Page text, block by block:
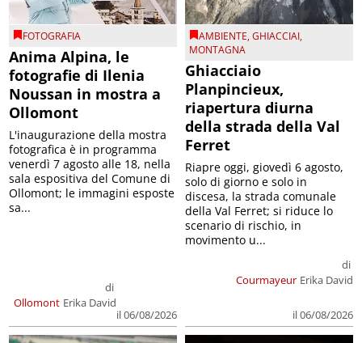
FOTOGRAFIA
Anima Alpina, le
fotografie di Ilenia
Noussan in mostra a
Ollomont
Ollomont
di
Erika David
il 06/08/2026
L'inaugurazione della mostra
fotografica è in programma
venerdì 7 agosto alle 18, nella
sala espositiva del Comune di
Ollomont; le immagini esposte
sa...
AMBIENTE,GHIACCIAI,
MONTAGNA
Ghiacciaio
Planpincieux,
riapertura diurna
della strada della Val
Ferret
Courmayeur
di
Erika David
il 06/08/2026
Riapre oggi, giovedì 6 agosto,
solo di giorno e solo in
discesa, la strada comunale
della Val Ferret; si riduce lo
scenario di rischio, in
movimento u...